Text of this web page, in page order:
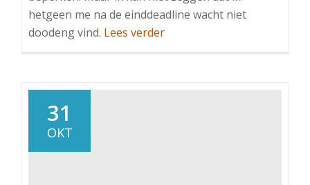
hetgeen me na de einddeadline wacht niet
doodeng vind. Lees verderOverColumn:
31
OKT